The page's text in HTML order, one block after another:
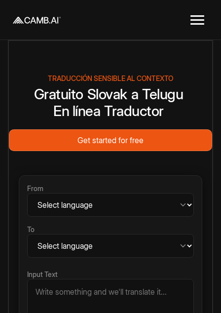
TRADUCCIÓN SENSIBLE AL CONTEXTO
Gratuito Slovak a Telugu
En línea Traductor
Get started for free
From
To
Input Text